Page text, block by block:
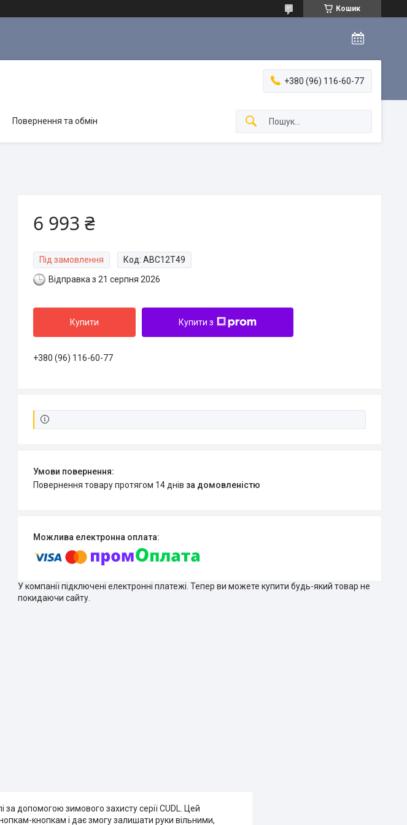
Кошик
+380 (96) 116-60-77
Повернення та обмін
6 993 ₴
Під замовлення Код: ABC12T49
Відправка з 21 серпня 2026
Купити Купити з
+380 (96) 116-60-77
повернення товару протягом 14 днів за домовленістю
У компанії підключені електронні платежі. Тепер ви можете купити будь-який товар не
покидаючи сайту.
допомогою зимового захисту серії CUDL. Цей
кнопкам і дає змогу залишати руки вільними,